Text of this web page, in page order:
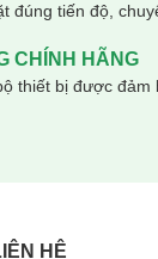
đúng tiến độ,
CHÍNH HÃNG
thiết bị được đảm
HỆ